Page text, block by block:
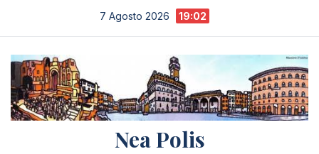
contenuto
7 Agosto 2026 19:02
Nea Polis